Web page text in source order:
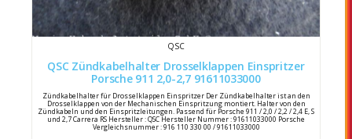
QSC
QSC Zündkabelhalter Drosselklappen Einspritzer
Porsche 911 2,0-2,7 91611033000
Zündkabelhalter für Drosselklappen Einspritzer Der Zündkabelhalter ist an den
Drosselklappen von der Mechanischen Einspritzung montiert. Halter von den
Zündkabeln und den Einspritzleitungen. Passend für Porsche 911 / 2,0 / 2,2 / 2,4 E, S
und 2,7 Carrera RS Hersteller : QSC Hersteller Nummer : 91611033000 Porsche
Vergleichsnummer : 916 110 330 00 / 91611033000